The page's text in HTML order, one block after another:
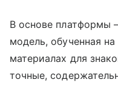
В основе платформы
модель, обученная
материалах для
точные,